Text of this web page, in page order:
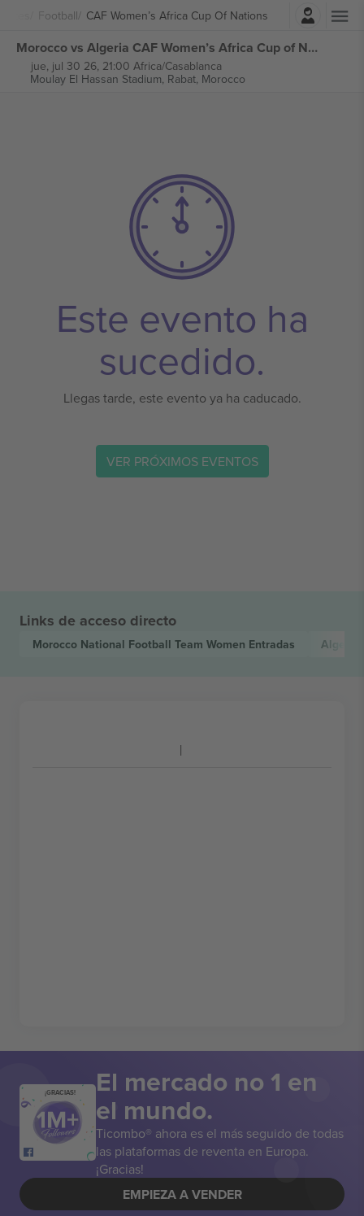
Football CAF Women’s Africa Cup Of Nations
Iniciar sesión
Morocco vs Algeria CAF Women’s Africa Cup of Nations 2026 entradas
jue, jul 30 26, 21:00 Africa/Casablanca
Moulay El Hassan Stadium, Rabat, Morocco
Este evento ha
sucedido.
Llegas tarde, este evento ya ha caducado.
VER PRÓXIMOS EVENTOS
Links de acceso directo
Morocco National Football Team Women Entradas Algeria
¡GRACIAS! El mercado no 1 en
el mundo.
Ticombo® ahora es el más seguido de todas
las plataformas de reventa en Europa.
¡Gracias!
EMPIEZA A VENDER